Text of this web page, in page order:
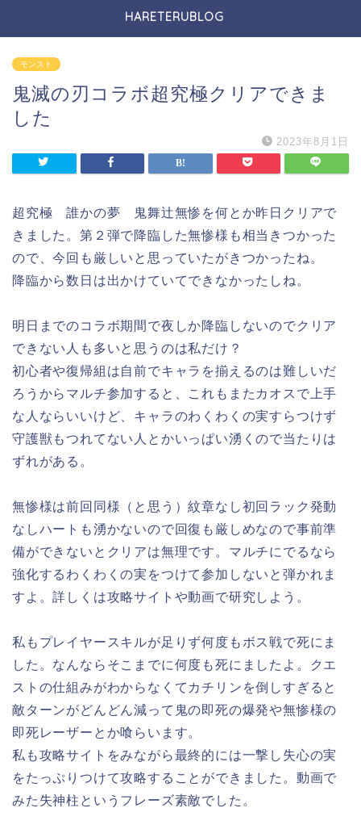
HARETERUBLOG
モンスト
鬼滅の刃コラボ超究極クリアできま
した
2023年8月1日
超究極 誰かの夢 鬼舞辻無惨を何とか昨日クリアで
きました。第２弾で降臨した無惨様も相当きつかった
ので、今回も厳しいと思っていたがきつかったね。
降臨から数日は出かけていてできなかったしね。
明日までのコラボ期間で夜しか降臨しないのでクリア
できない人も多いと思うのは私だけ？
初心者や復帰組は自前でキャラを揃えるのは難しいだ
ろうからマルチ参加すると、これもまたカオスで上手
な人ならいいけど、キャラのわくわくの実すらつけず
守護獣もつれてない人とかいっぱい湧くので当たりは
ずれがある。
無惨様は前回同様（と思う）紋章なし初回ラック発動
なしハートも湧かないので回復も厳しめなので事前準
備ができないとクリアは無理です。マルチにでるなら
強化するわくわくの実をつけて参加しないと弾かれま
すよ。詳しくは攻略サイトや動画で研究しよう。
私もプレイヤースキルが足りず何度もボス戦で死にま
した。なんならそこまでに何度も死にましたよ。クエ
ストの仕組みがわからなくてカチリンを倒しすぎると
敵ターンがどんどん減って鬼の即死の爆発や無惨様の
即死レーザーとか喰らいます。
私も攻略サイトをみながら最終的には一撃し失心の実
をたっぷりつけて攻略することができました。動画で
みた失神柱というフレーズ素敵でした。